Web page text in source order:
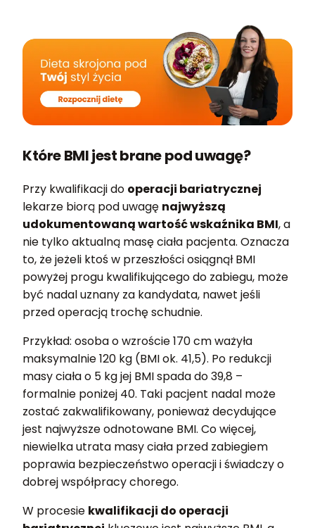
Które BMI jest brane pod uwagę?
Przy kwalifikacji do operacji bariatrycznej
lekarze biorą pod uwagę najwyższą
udokumentowaną wartość wskaźnika BMI, a
nie tylko aktualną masę ciała pacjenta. Oznacza
to, że jeżeli ktoś w przeszłości osiągnął BMI
powyżej progu kwalifikującego do zabiegu, może
być nadal uznany za kandydata, nawet jeśli
przed operacją trochę schudnie.
Przykład: osoba o wzroście 170 cm ważyła
maksymalnie 120 kg (BMI ok. 41,5). Po redukcji
masy ciała o 5 kg jej BMI spada do 39,8 –
formalnie poniżej 40. Taki pacjent nadal może
zostać zakwalifikowany, ponieważ decydujące
jest najwyższe odnotowane BMI. Co więcej,
niewielka utrata masy ciała przed zabiegiem
poprawia bezpieczeństwo operacji i świadczy o
dobrej współpracy chorego.
W procesie kwalifikacji do operacji